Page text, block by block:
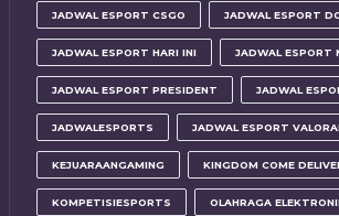
JADWAL ESPORT CSGO JADWAL ESPORT
JADWAL ESPORT HARI INI JADWAL ESPORT
JADWAL ESPORT PRESIDENT JADWAL
JADWALESPORTS JADWAL ESPORT
KEJUARAANGAMING KINGDOM COME
KOMPETISIESPORTS OLAHRAGA